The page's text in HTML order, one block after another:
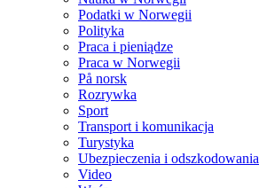
Podatki w Norwegii
Polityka
Praca i pieniądze
Praca w Norwegii
På norsk
Rozrywka
Sport
Transport i komunikacja
Turystyka
Ubezpieczenia i odszkodowania
Video